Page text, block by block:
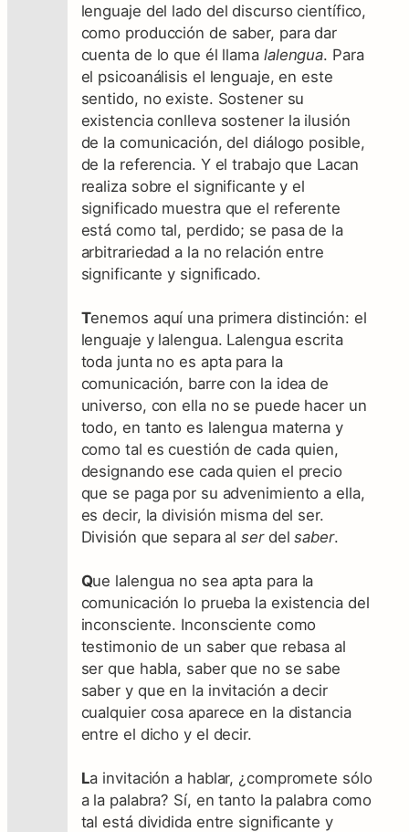
lenguaje del lado del discurso científico,
como producción de saber, para dar
cuenta de lo que él llama lalengua. Para
el psicoanálisis el lenguaje, en este
sentido, no existe. Sostener su
existencia conlleva sostener la ilusión
de la comunicación, del diálogo posible,
de la referencia. Y el trabajo que Lacan
realiza sobre el significante y el
significado muestra que el referente
está como tal, perdido; se pasa de la
arbitrariedad a la no relación entre
significante y significado.
Tenemos aquí una primera distinción: el
lenguaje y lalengua. Lalengua escrita
toda junta no es apta para la
comunicación, barre con la idea de
universo, con ella no se puede hacer un
todo, en tanto es lalengua materna y
como tal es cuestión de cada quien,
designando ese cada quien el precio
que se paga por su advenimiento a ella,
es decir, la división misma del ser.
División que separa alserdelsaber.
Que lalengua no sea apta para la
comunicación lo prueba la existencia del
inconsciente. Inconsciente como
testimonio de un saber que rebasa al
ser que habla, saber que no se sabe
saber y que en la invitación a decir
cualquier cosa aparece en la distancia
entre el dicho y el decir.
La invitación a hablar, ¿compromete sólo
a la palabra? Sí, en tanto la palabra como
tal está dividida entre significante y